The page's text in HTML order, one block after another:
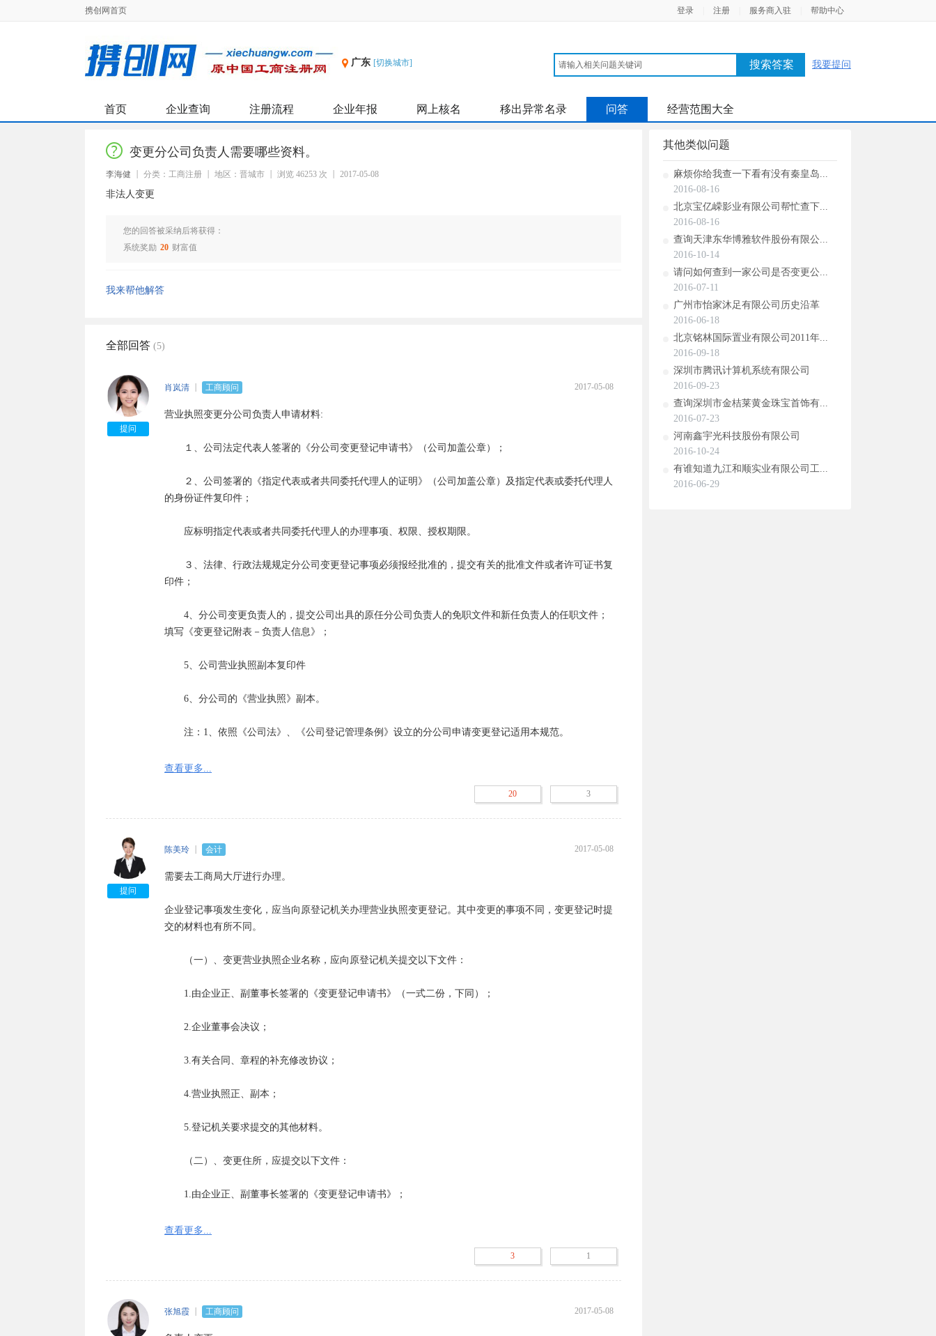
携创网首页 登录 注册 服务商入驻 帮助中心
广东 [切换城市] 搜索答案 我要提问
首页 企业查询 注册流程 企业年报 网上核名 移出异常名录 问答 经营范围大全
变更分公司负责人需要哪些资料。
李海健 分类：工商注册 地区：晋城市 浏览 46253 次 2017-05-08
非法人变更
您的回答被采纳后将获得：
系统奖励 20 财富值
我来帮他解答
全部回答 (5)
提问
肖岚清 工商顾问 2017-05-08
营业执照变更分公司负责人申请材料:
１、公司法定代表人签署的《分公司变更登记申请书》（公司加盖公章）；
２、公司签署的《指定代表或者共同委托代理人的证明》（公司加盖公章）及指定代表或委托代理人
的身份证件复印件；
应标明指定代表或者共同委托代理人的办理事项、权限、授权期限。
３、法律、行政法规规定分公司变更登记事项必须报经批准的，提交有关的批准文件或者许可证书复
印件；
4、分公司变更负责人的，提交公司出具的原任分公司负责人的免职文件和新任负责人的任职文件；
填写《变更登记附表－负责人信息》；
5、公司营业执照副本复印件
6、分公司的《营业执照》副本。
注：1、依照《公司法》、《公司登记管理条例》设立的分公司申请变更登记适用本规范。
2、《分公司变更登记申请书》、《指定代表或者共同委托代理人的证明》、《变更登记附表－负责
3、提交的申请书与其它申请材料应当使用A4型纸。
以上各项未注明提交复印件的，应当提交原件；提交复印件的，应当注明“与原件一致”并由公司签
收起
查看更多...
20 3
提问
陈美玲 会计 2017-05-08
需要去工商局大厅进行办理。
企业登记事项发生变化，应当向原登记机关办理营业执照变更登记。其中变更的事项不同，变更登记时提
交的材料也有所不同。
（一）、变更营业执照企业名称，应向原登记机关提交以下文件：
1.由企业正、副董事长签署的《变更登记申请书》（一式二份，下同）；
2.企业董事会决议；
3.有关合同、章程的补充修改协议；
4.营业执照正、副本；
5.登记机关要求提交的其他材料。
（二）、变更住所，应提交以下文件：
1.由企业正、副董事长签署的《变更登记申请书》；
2.董事会决议；
查看更多...
3 1
张旭霞 工商顾问 2017-05-08
其他类似问题
麻烦你给我查一下看有没有秦皇岛...
2016-08-16
北京宝亿嵘影业有限公司帮忙查下...
2016-08-16
查询天津东华博雅软件股份有限公...
2016-10-14
请问如何查到一家公司是否变更公...
2016-07-11
广州市怡家沐足有限公司历史沿革
2016-06-18
北京铭林国际置业有限公司2011年...
2016-09-18
深圳市腾讯计算机系统有限公司
2016-09-23
查询深圳市金桔莱黄金珠宝首饰有...
2016-07-23
河南鑫宇光科技股份有限公司
2016-10-24
有谁知道九江和顺实业有限公司工...
2016-06-29